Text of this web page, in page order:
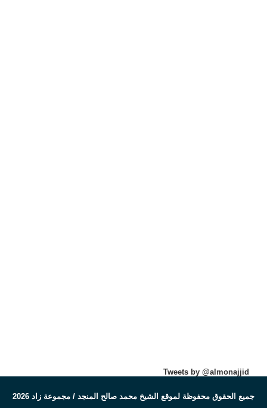
Tweets by @almonajjid
جميع الحقوق محفوظة لموقع الشيخ محمد صالح المنجد / مجموعة زاد 2026